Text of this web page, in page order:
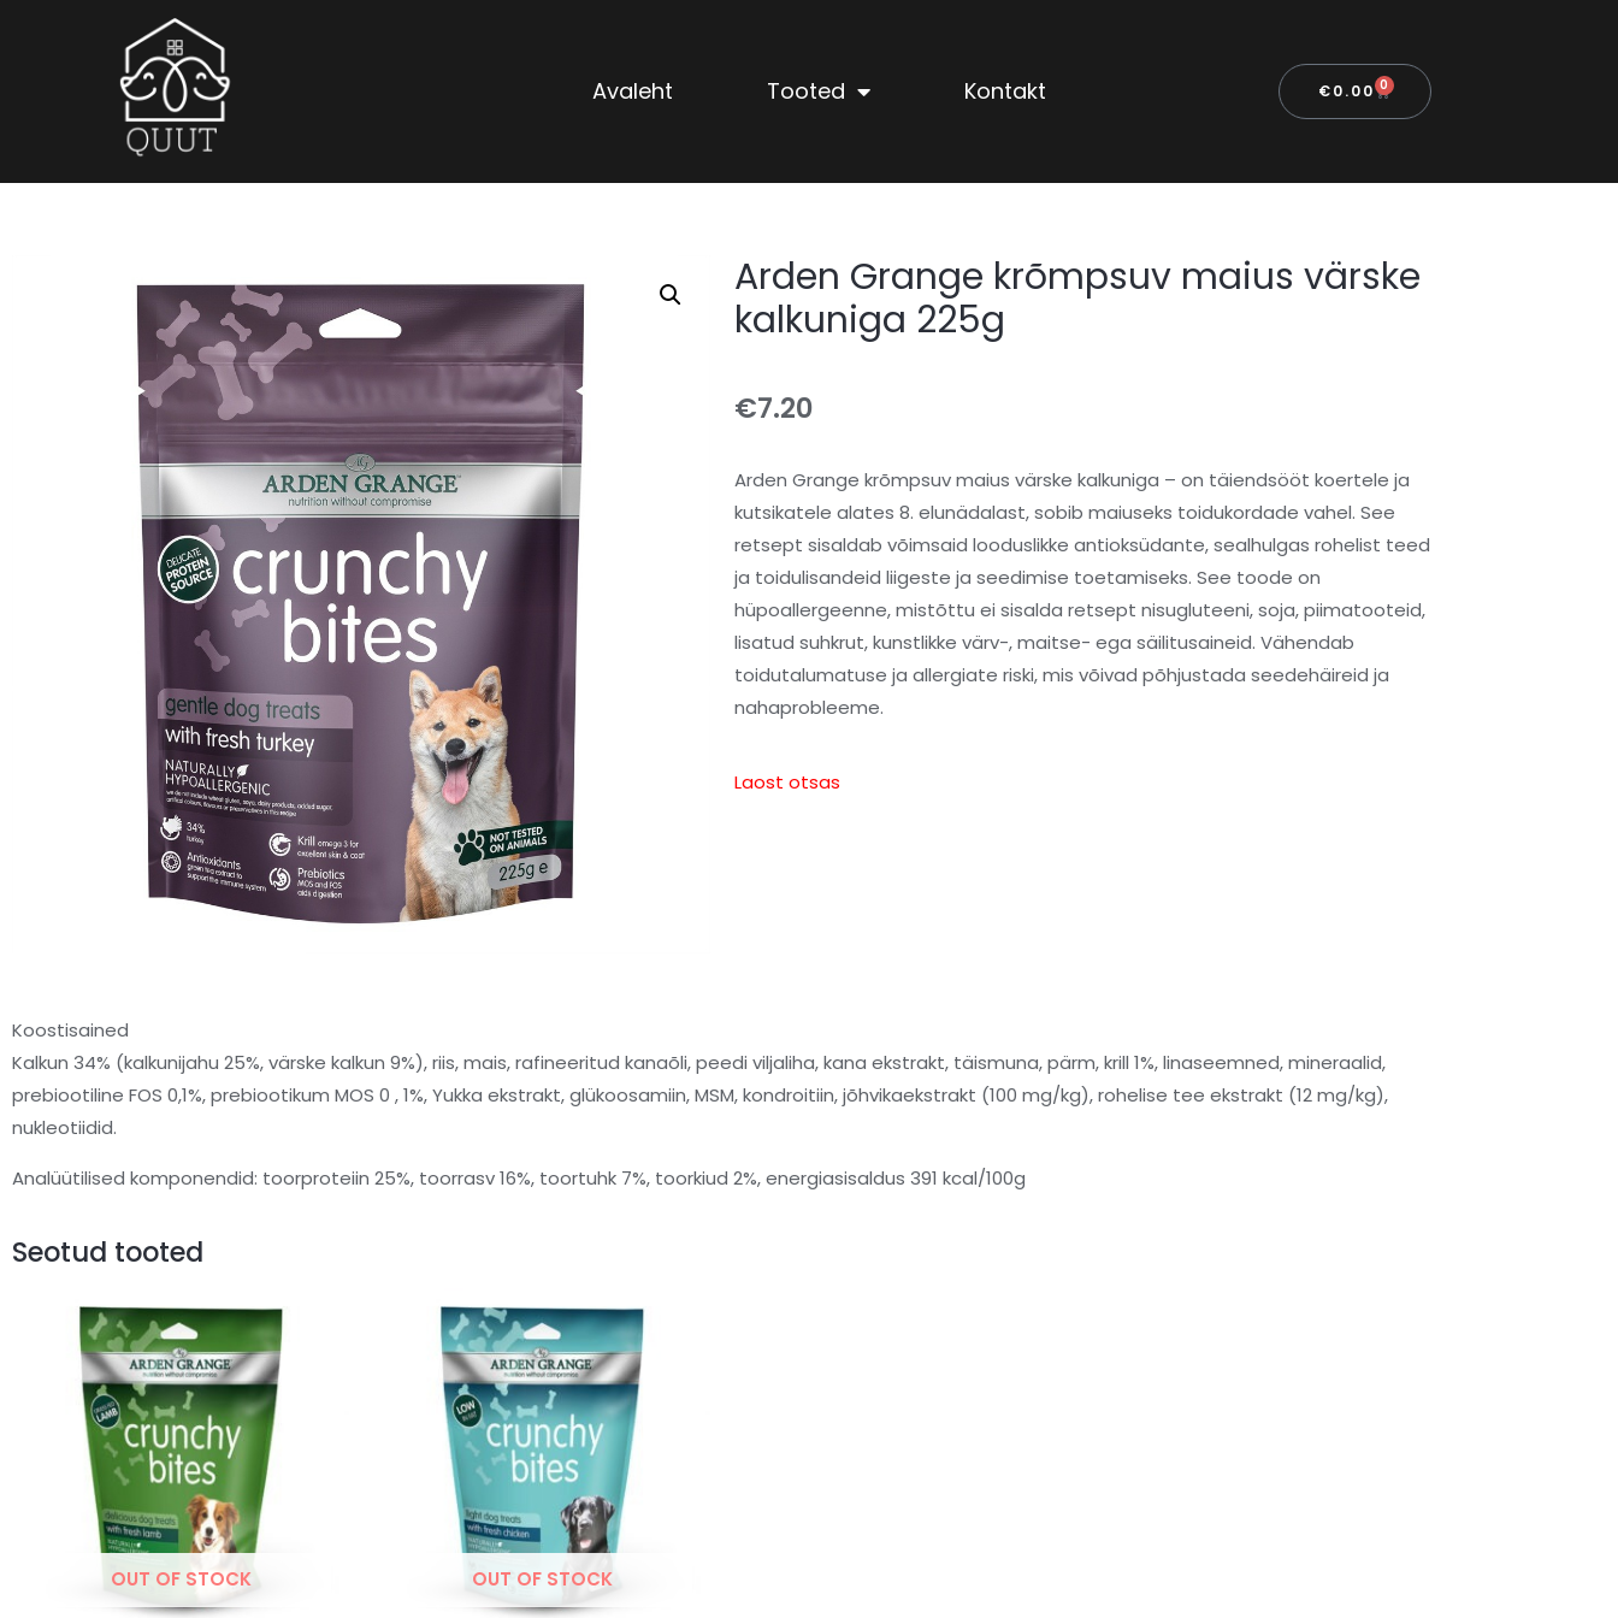
Avaleht Tooted Kontakt €0.00 0
Arden Grange krõmpsuv maius värske
kalkuniga 225g
€7.20
Arden Grange krõmpsuv maius värske kalkuniga – on täiendsööt koertele ja
kutsikatele alates 8. elunädalast, sobib maiuseks toidukordade vahel. See
retsept sisaldab võimsaid looduslikke antioksüdante, sealhulgas rohelist teed
ja toidulisandeid liigeste ja seedimise toetamiseks. See toode on
hüpoallergeenne, mistõttu ei sisalda retsept nisugluteeni, soja, piimatooteid,
lisatud suhkrut, kunstlikke värv-, maitse- ega säilitusaineid. Vähendab
toidutalumatuse ja allergiate riski, mis võivad põhjustada seedehäireid ja
nahaprobleeme.
Laost otsas
Koostisained
Kalkun 34% (kalkunijahu 25%, värske kalkun 9%), riis, mais, rafineeritud kanaõli, peedi viljaliha, kana ekstrakt, täismuna, pärm, krill 1%, linaseemned, mineraalid,
prebiootiline FOS 0,1%, prebiootikum MOS 0 , 1%, Yukka ekstrakt, glükoosamiin, MSM, kondroitiin, jõhvikaekstrakt (100 mg/kg), rohelise tee ekstrakt (12 mg/kg),
nukleotiidid.
Analüütilised komponendid: toorproteiin 25%, toorrasv 16%, toortuhk 7%, toorkiud 2%, energiasisaldus 391 kcal/100g
Seotud tooted
OUT OF STOCK OUT OF STOCK